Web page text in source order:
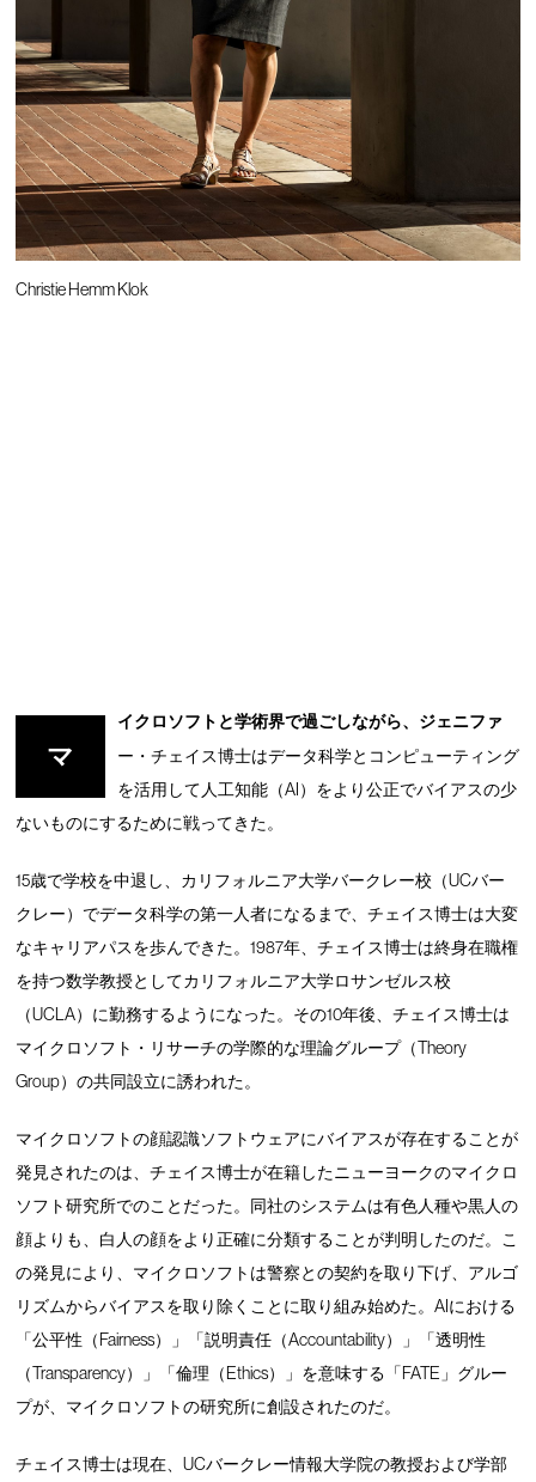
Christie Hemm Klok
マ
イクロソフトと学術界で過ごしながら、ジェニファ
ー・チェイス博士はデータ科学とコンピューティング
を活用して人工知能（AI）をより公正でバイアスの少
ないものにするために戦ってきた。
15歳で学校を中退し、カリフォルニア大学バークレー校（UCバー
クレー）でデータ科学の第一人者になるまで、チェイス博士は大変
なキャリアパスを歩んできた。1987年、チェイス博士は終身在職権
を持つ数学教授としてカリフォルニア大学ロサンゼルス校
（UCLA）に勤務するようになった。その10年後、チェイス博士は
マイクロソフト・リサーチの学際的な理論グループ（Theory
Group）の共同設立に誘われた。
マイクロソフトの顔認識ソフトウェアにバイアスが存在することが
発見されたのは、チェイス博士が在籍したニューヨークのマイクロ
ソフト研究所でのことだった。同社のシステムは有色人種や黒人の
顔よりも、白人の顔をより正確に分類することが判明したのだ。こ
の発見により、マイクロソフトは警察との契約を取り下げ、アルゴ
リズムからバイアスを取り除くことに取り組み始めた。AIにおける
「公平性（Fairness）」「説明責任（Accountability）」「透明性
（Transparency）」「倫理（Ethics）」を意味する「FATE」グルー
プが、マイクロソフトの研究所に創設されたのだ。
チェイス博士は現在、UCバークレー情報大学院の教授および学部